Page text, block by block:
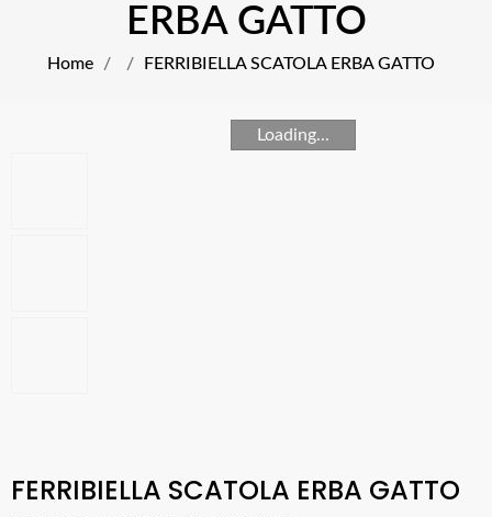
ERBA GATTO
Home FERRIBIELLA SCATOLA ERBA GATTO
Loading...
FERRIBIELLA SCATOLA ERBA GATTO